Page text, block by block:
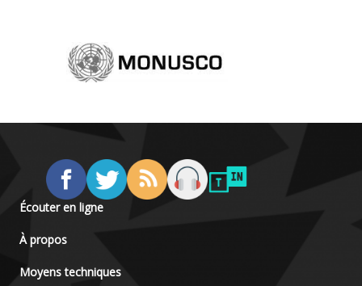
Écouter en ligne
À propos
Moyens techniques